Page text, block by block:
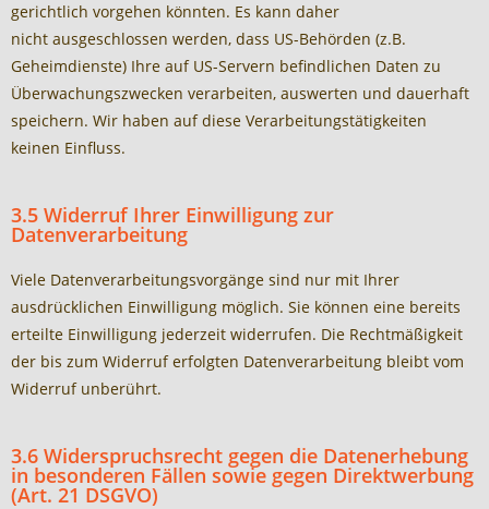
gerichtlich vorgehen könnten. Es kann daher
nicht ausgeschlossen werden, dass US-Behörden (z.B.
Geheimdienste) Ihre auf US-Servern befindlichen Daten zu
Überwachungszwecken verarbeiten, auswerten und dauerhaft
speichern. Wir haben auf diese Verarbeitungstätigkeiten
keinen Einfluss.
3.5 Widerruf Ihrer Einwilligung zur
Datenverarbeitung
Viele Datenverarbeitungsvorgänge sind nur mit Ihrer
ausdrücklichen Einwilligung möglich. Sie können eine bereits
erteilte Einwilligung jederzeit widerrufen. Die Rechtmäßigkeit
der bis zum Widerruf erfolgten Datenverarbeitung bleibt vom
Widerruf unberührt.
3.6 Widerspruchsrecht gegen die Datenerhebung
in besonderen Fällen sowie gegen Direktwerbung
(Art. 21 DSGVO)